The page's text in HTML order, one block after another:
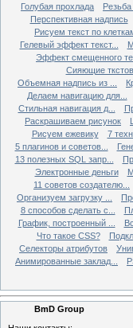
Голубая прохлада
Перспективная надпись
Рисуем текст по
Гелевый эффект текст...
Эффект смещенного
Сияющие
Объемная надпись из ...
Делаем навигацию для...
Стильная навигация д...
Раскрашиваем рисунок
Рисуем ежевику
7
5 плагинов и советов...
13 полезных SQL запр...
Электронные деньги
11 советов создателю...
Организуем загрузку ...
8 способов сделать с...
График, построенный ...
Что такое CSS?
Селекторы атрибутов
Анимированные заклад...
BmD Group